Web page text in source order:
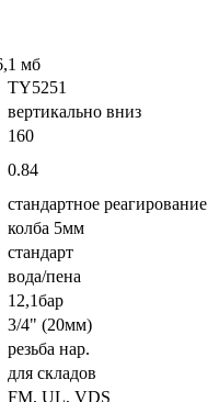
мб
TY5251
вертикально вниз
160
0.84
стандартное реагирование
колба 5мм
стандарт
вода/пена
12,1бар
3/4" (20мм)
резьба нар.
для складов
FM, UL, VDS